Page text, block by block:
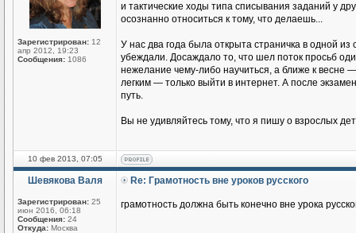
Зарегистрирован: 12
апр 2012, 19:23
Сообщения: 1086
и тактические ходы типа списывания заданий у
осознанно относиться к тому, что делаешь...
У нас два года была открыта страничка в одной
убеждали. Досаждало то, что шел поток просьб
нежелание чему-либо научиться, а ближе к весне
легким — только выйти в интернет. А после
путь.
Вы не удивляйтесь тому, что я пишу о взрослых
10 фев 2013, 07:05
Шевякова Валя
Зарегистрирован: 25
июн 2016, 06:18
Сообщения: 24
Откуда: Москва
Re: Грамотность вне уроков русского
грамотность должна быть конечно вне урока